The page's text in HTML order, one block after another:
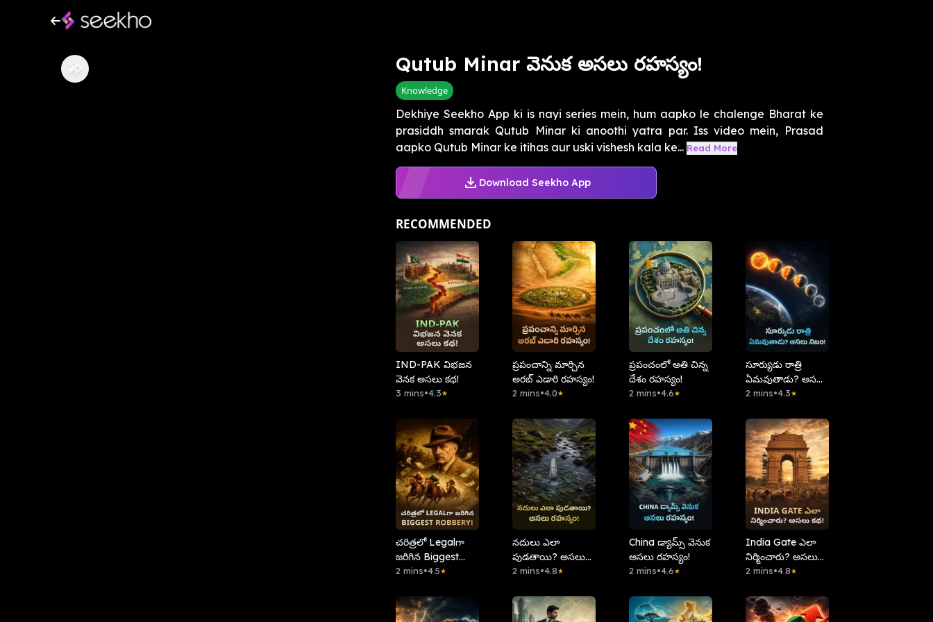
Qutub Minar వెనుక అసలు రహస్యం!
Knowledge
Dekhiye Seekho App ki is nayi series mein, hum aapko le chalenge Bharat ke
prasiddh smarak Qutub Minar ki anoothi yatra par. Iss video mein, Prasad
aapko Qutub Minar ke itihas aur uski vishesh kala ke... Read More
Download Seekho App
RECOMMENDED
IND-PAK విభజన
వెనక అసలు కథ!
3 mins•4.3★
ప్రపంచాన్ని మార్చిన
అరబ్ ఎడారి రహస్యం!
2 mins•4.0★
ప్రపంచంలో అతి చిన్న
దేశం రహస్యం!
2 mins•4.6★
సూర్యుడు రాత్రి
ఏమవుతాడు? అసలు
నిజం!
2 mins•4.3★
చరిత్రలో Legal‌గా
జరిగిన Biggest
Robbery!
2 mins•4.5★
నదులు ఎలా
పుడతాయి? అసలు
రహస్యం!
2 mins•4.8★
China డ్యామ్స్ వెనుక
అసలు రహస్యం!
2 mins•4.6★
India Gate ఎలా
నిర్మించారు? అసలు
కథ!
2 mins•4.8★